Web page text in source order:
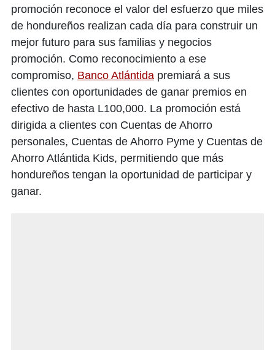
promoción reconoce el valor del esfuerzo que miles
de hondureños realizan cada día para construir un
mejor futuro para sus familias y negocios
promoción. Como reconocimiento a ese
compromiso, Banco Atlántida premiará a sus
clientes con oportunidades de ganar premios en
efectivo de hasta L100,000. La promoción está
dirigida a clientes con Cuentas de Ahorro
personales, Cuentas de Ahorro Pyme y Cuentas de
Ahorro Atlántida Kids, permitiendo que más
hondureños tengan la oportunidad de participar y
ganar.